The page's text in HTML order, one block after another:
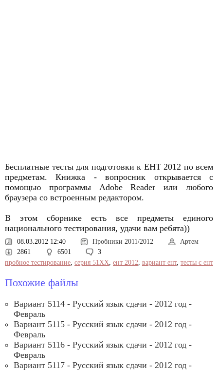
Бесплатные тесты для подготовки к ЕНТ 2012 по всем
предметам. Книжка - вопросник открывается с
помощью программы Adobe Reader или любого
браузера со встроенным редактором.
В этом сборнике есть все предметы единого
национального тестирования, удачи вам ребята))
08.03.2012 12:40 Пробники 2011/2012
Артем
2861
6501
3
пробное тестирование, серия 51XX, ент 2012, вариант ент, тесты с ент
Похожие файлы
Вариант 5114 - Русский язык сдачи - 2012 год -
Февраль
Вариант 5115 - Русский язык сдачи - 2012 год -
Февраль
Вариант 5116 - Русский язык сдачи - 2012 год -
Февраль
Вариант 5117 - Русский язык сдачи - 2012 год -